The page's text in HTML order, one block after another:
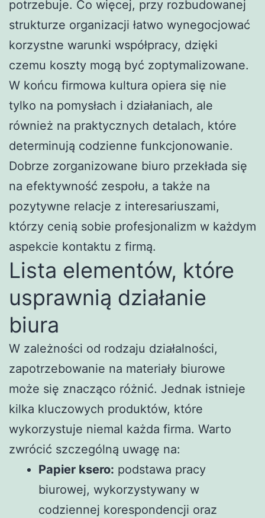
potrzebuje. Co więcej, przy rozbudowanej
strukturze organizacji łatwo wynegocjować
korzystne warunki współpracy, dzięki
czemu koszty mogą być zoptymalizowane.
W końcu firmowa kultura opiera się nie
tylko na pomysłach i działaniach, ale
również na praktycznych detalach, które
determinują codzienne funkcjonowanie.
Dobrze zorganizowane biuro przekłada się
na efektywność zespołu, a także na
pozytywne relacje z interesariuszami,
którzy cenią sobie profesjonalizm w każdym
aspekcie kontaktu z firmą.
Lista elementów, które
usprawnią działanie
biura
W zależności od rodzaju działalności,
zapotrzebowanie na materiały biurowe
może się znacząco różnić. Jednak istnieje
kilka kluczowych produktów, które
wykorzystuje niemal każda firma. Warto
zwrócić szczególną uwagę na:
Papier ksero: podstawa pracy
biurowej, wykorzystywany w
codziennej korespondencji oraz